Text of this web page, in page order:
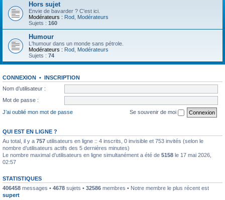
Hors sujet
Envie de bavarder ? C'est ici.
Modérateurs : Rod Modérateurs
Sujets : 160
Humour
L'humour dans un monde sans pétrole.
Modérateurs : Rod Modérateurs
Sujets : 74
CONNEXION • INSCRIPTION
Nom d’utilisateur :
Mot de passe :
J’ai oublié mon mot de passe
Se souvenir de moi
QUI EST EN LIGNE ?
Au total, il y a 757 utilisateurs en ligne :: 4 inscrits, 0 invisible et 753 invités (selon le
nombre d’utilisateurs actifs des 5 dernières minutes)
Le nombre maximal d’utilisateurs en ligne simultanément a été de 5158 le 17 mai 2026,
02:57
STATISTIQUES
406458 messages • 4678 sujets • 32586 membres • Notre membre le plus récent est
supert